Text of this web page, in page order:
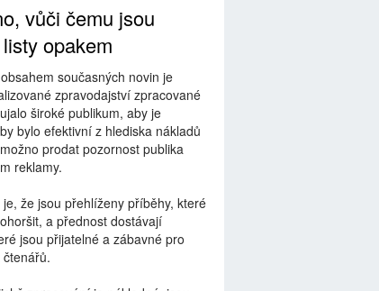
vůči čemu jsou
opakem
současných novin je
zpravodajství zpracované
široké publikum, aby je
bylo efektivní z hlediska nákladů
prodat pozornost publika
reklamy.
že jsou přehlíženy příběhy, které
a přednost dostávají
jsou přijatelné a zábavné pro